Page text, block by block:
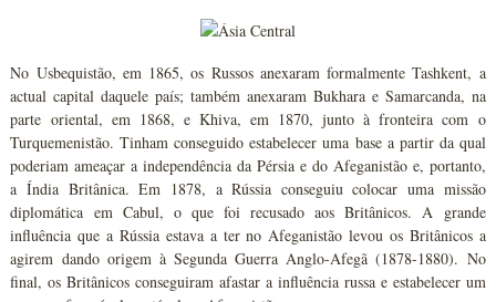
No Usbequistão, em 1865, os Russos anexaram formalmente Tashkent, a
actual capital daquele país; também anexaram Bukhara e Samarcanda, na
parte oriental, em 1868, e Khiva, em 1870, junto à fronteira com o
Turquemenistão. Tinham conseguido estabelecer uma base a partir da qual
poderiam ameaçar a independência da Pérsia e do Afeganistão e, portanto,
a Índia Britânica. Em 1878, a Rússia conseguiu colocar uma missão
diplomática em Cabul, o que foi recusado aos Britânicos. A grande
influência que a Rússia estava a ter no Afeganistão levou os Britânicos a
agirem dando origem à Segunda Guerra Anglo-Afegã (1878-1880). No
final, os Britânicos conseguiram afastar a influência russa e estabelecer um